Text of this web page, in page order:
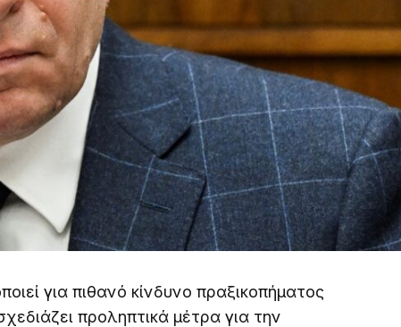
για πιθανό κίνδυνο πραξικοπήματος
προληπτικά μέτρα για την